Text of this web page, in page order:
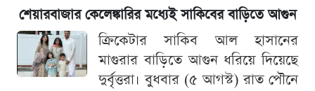
শেয়ারবাজার কেলেঙ্কারির মধ্যেই সাকিবের বাড়িতে আগুন
ক্রিকেটার সাকিব আল হাসানের
মাগুরার বাড়িতে আগুন ধরিয়ে দিয়েছে
দুর্বৃত্তরা। বুধবার (৫ আগস্ট) রাত পৌনে